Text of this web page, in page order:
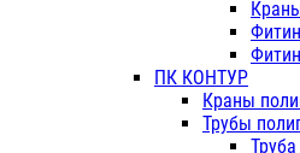
ПК КОНТУР
Краны
Трубы